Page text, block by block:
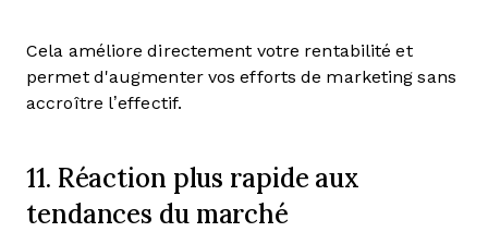
Cela améliore directement votre rentabilité et
permet d'augmenter vos efforts de marketing sans
accroître l’effectif.
11. Réaction plus rapide aux
tendances du marché